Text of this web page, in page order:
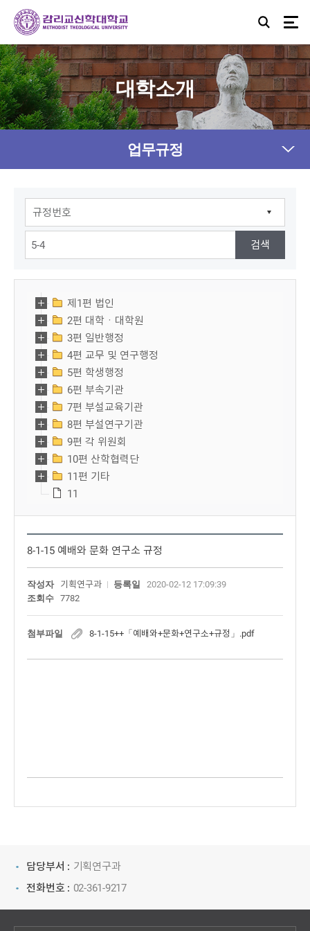
대학소개
업무규정
제1편 법인
2편 대학ㆍ대학원
3편 일반행정
4편 교무 및 연구행정
5편 학생행정
6편 부속기관
7편 부설교육기관
8편 부설연구기관
9편 각 위원회
10편 산학협력단
11편 기타
11
8-1-15 예배와 문화 연구소 규정
작성자 기획연구과 등록일
2020-02-12 17:09:39
조회수
7782
첨부파일 8-1-15++「예배와+문화+연구소+규정」.pdf
담당부서 : 기획연구과
전화번호 : 02-361-9217